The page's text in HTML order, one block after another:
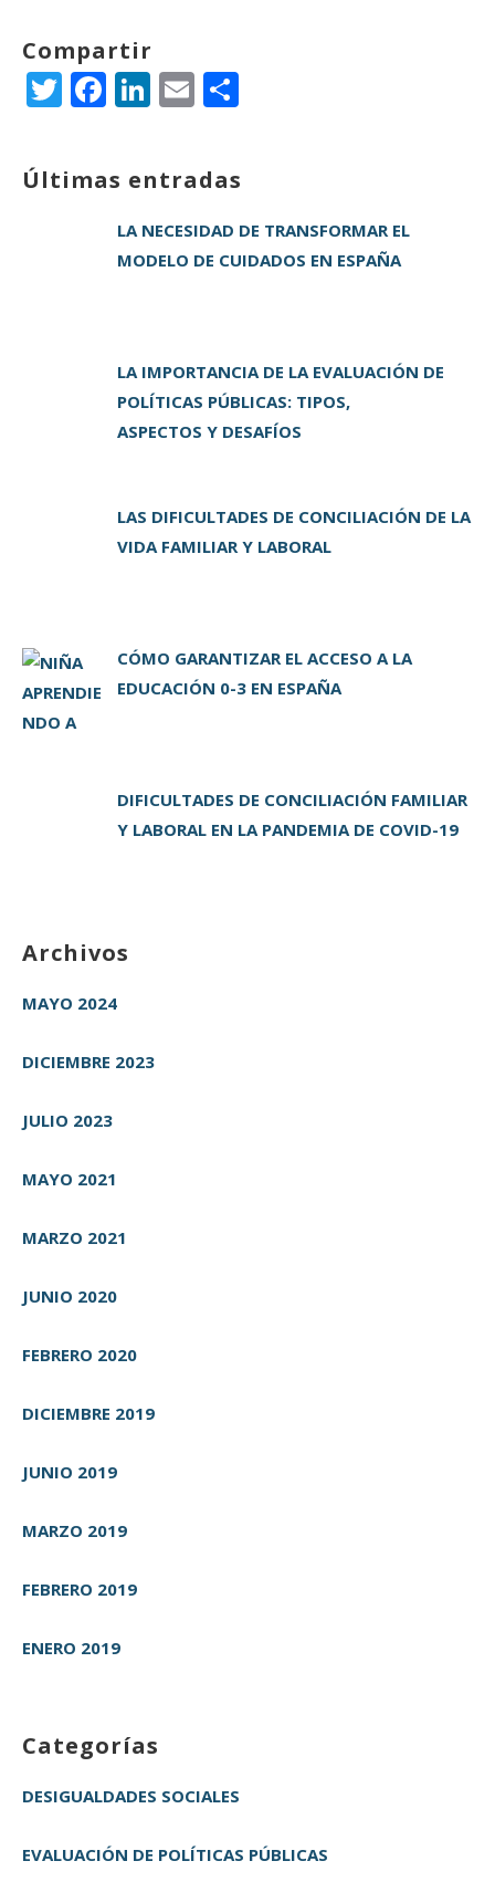
Compartir
T
it
te
F
e
b
o
Li
k
e
dI
n
E
ai
l p
a
rt
Últimas entradas
LA NECESIDAD DE TRANSFORMAR EL
MODELO DE CUIDADOS EN ESPAÑA
LA IMPORTANCIA DE LA EVALUACIÓN DE
POLÍTICAS PÚBLICAS: TIPOS,
ASPECTOS Y DESAFÍOS
LAS DIFICULTADES DE CONCILIACIÓN DE LA
VIDA FAMILIAR Y LABORAL
CÓMO GARANTIZAR EL ACCESO A LA
EDUCACIÓN 0-3 EN ESPAÑA
DIFICULTADES DE CONCILIACIÓN FAMILIAR
Y LABORAL EN LA PANDEMIA DE COVID-19
Archivos
MAYO 2024
DICIEMBRE 2023
JULIO 2023
MAYO 2021
MARZO 2021
JUNIO 2020
FEBRERO 2020
DICIEMBRE 2019
JUNIO 2019
MARZO 2019
FEBRERO 2019
ENERO 2019
Categorías
DESIGUALDADES SOCIALES
EVALUACIÓN DE POLÍTICAS PÚBLICAS